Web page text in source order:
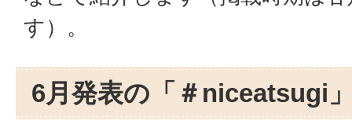
す）。
6月発表の「＃niceatsugi